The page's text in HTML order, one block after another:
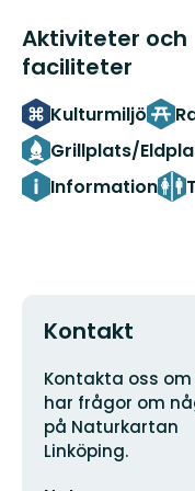
Aktiviteter och
faciliteter
Kulturmiljö
Grillplats/
Information
Kontakt
Adress
Kontakta oss om
har frågor om
på Naturkartan
Linköping.